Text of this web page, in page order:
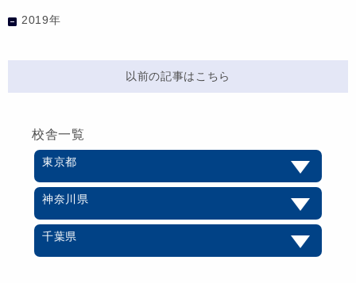
2019年
以前の記事はこちら
校舎一覧
東京都
神奈川県
千葉県